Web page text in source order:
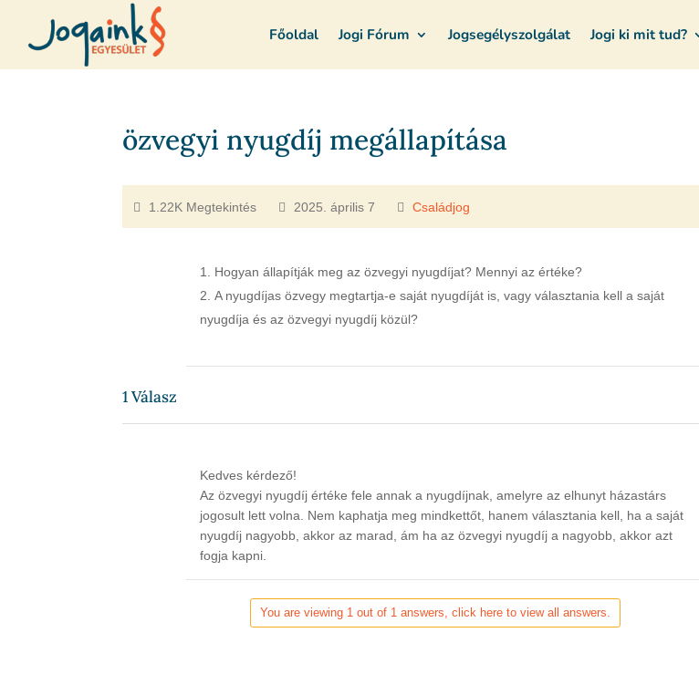
Főoldal Jogi Fórum Jogsegélyszolgálat Jogi ki mit tud?
özvegyi nyugdíj megállapítása
1.22K Megtekintés 2025. április 7 Családjog
Hogyan állapítják meg az özvegyi nyugdíjat? Mennyi az értéke?
A nyugdíjas özvegy megtartja-e saját nyugdíját is, vagy választania kell a saját
nyugdíja és az özvegyi nyugdíj közül?
1Válasz
Kedves kérdező!
Az özvegyi nyugdíj értéke fele annak a nyugdíjnak, amelyre az elhunyt házastárs
jogosult lett volna. Nem kaphatja meg mindkettőt, hanem választania kell, ha a saját
nyugdíj nagyobb, akkor az marad, ám ha az özvegyi nyugdíj a nagyobb, akkor azt
fogja kapni.
You are viewing 1 out of 1 answers, click here to view all answers.